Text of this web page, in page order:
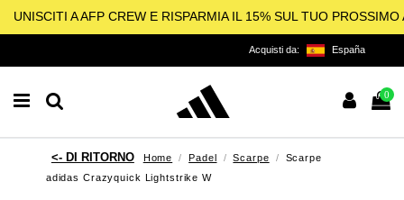
UNISCITI A AFP CREW E RISPARMIA IL 15% SUL TUO PROSSIMO
Acquisti da: España
0
Home Padel Scarpe
Scarpe
adidas Crazyquick Lightstrike W